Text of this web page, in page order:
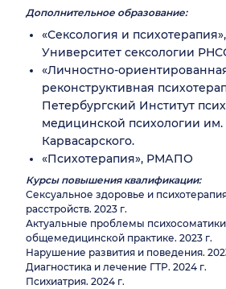
Дополнительное образование:
«Сексология и
Университет сексологии
«Личностно-
реконструктивная
Петербургский Институт
медицинской психологии им.
Карвасарского.
«Психотерапия», РМАПО
Курсы повышения квалификации:
Сексуальное здоровье и
расстройств. 2023 г.
Актуальные проблемы
общемедицинской практике. 2023 г.
Нарушение развития и поведения.
Диагностика и лечение ГТР. 2024 г.
Психиатрия. 2024 г.